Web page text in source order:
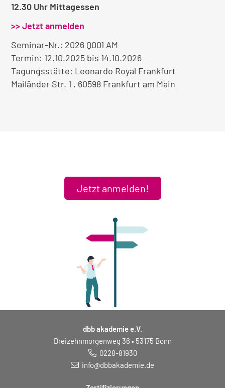
12.30 Uhr Mittagessen
>> Jetzt anmelden
Seminar-Nr.: 2026 Q001 AM
Termin: 12.10.2025 bis 14.10.2026
Tagungsstätte: Leonardo Royal Frankfurt
Mailänder Str. 1 , 60598 Frankfurt am Main
Jetzt anmelden!
dbb akademie e.V.
Dreizehnmorgenweg 36 • 53175 Bonn
0228-81930
info@dbbakademie.de